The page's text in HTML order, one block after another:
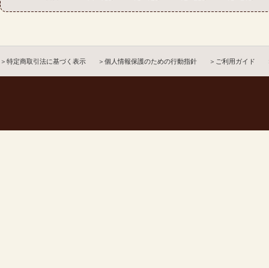
＞特定商取引法に基づく表示 ＞個人情報保護のための行動指針 ＞ご利用ガイド